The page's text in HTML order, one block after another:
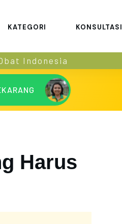
KATEGORI KONSULTASI
Indonesia
Harus